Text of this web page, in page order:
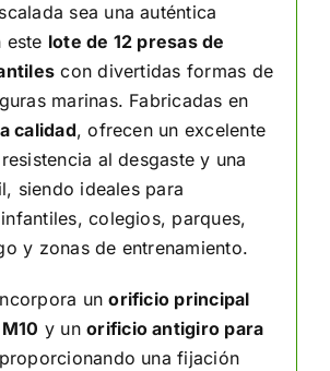
sea una auténtica
este lote de 12 presas de
con divertidas formas de
marinas. Fabricadas en
calidad, ofrecen un excelente
al desgaste y una
siendo ideales para
colegios, parques,
y zonas de entrenamiento.
unorificio principal
y unorificio antigiro para
una fijación